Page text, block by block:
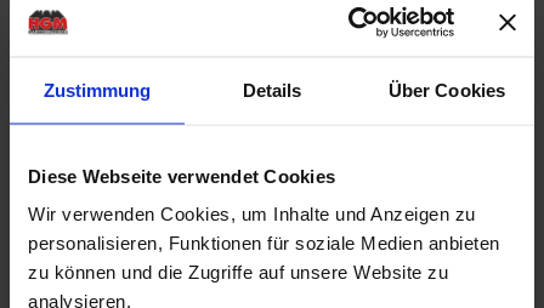
Zustimmung Details Über Cookies
Diese Webseite verwendet Cookies
Wir verwenden Cookies, um Inhalte und Anzeigen zu
personalisieren, Funktionen für soziale Medien anbieten
zu können und die Zugriffe auf unsere Website zu
analysieren.
Tiefe: 499 cm |
Wandstärke: 70 mm
ab13.729,00 €
Wandstärke: 70 mm
13
% UVP
16